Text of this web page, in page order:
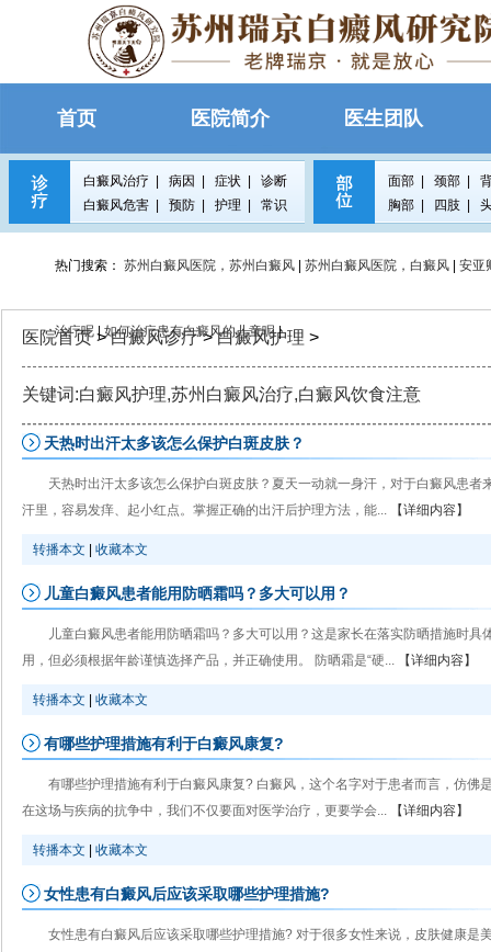
首页 医院简介 医生团队
白癜风治疗 病因 症状
诊断
白癜风危害
预防 护理 常识
面部 颈部
胸部
四肢
热门搜索： 苏州白癜风医院，苏州白癜风 苏州白癜风医院，白癜风 安亚
治疗呢|如何治疗患有白癜风的儿童呢|
医院首页>白癜风诊疗>白癜风护理 >
关键词:白癜风护理,苏州白癜风治疗,白癜风饮食注意
天热时出汗太多该怎么保护白斑皮肤？
天热时出汗太多该怎么保护白斑皮肤？夏天一动就一身汗，对于白癜风患
汗里，容易发痒、起小红点。掌握正确的出汗后护理方法，能...
【详细内容】
转播本文 收藏本文
儿童白癜风患者能用防晒霜吗？多大可以用？
儿童白癜风患者能用防晒霜吗？多大可以用？这是家长在落实防晒措施时
用，但必须根据年龄谨慎选择产品，并正确使用。 防晒霜是“硬...
【详细内容】
转播本文 收藏本文
有哪些护理措施有利于白癜风康复?
有哪些护理措施有利于白癜风康复? 白癜风，这个名字对于患者而言，仿佛
在这场与疾病的抗争中，我们不仅要面对医学治疗，更要学会...
【详细内容】
转播本文 收藏本文
女性患有白癜风后应该采取哪些护理措施?
女性患有白癜风后应该采取哪些护理措施? 对于很多女性来说，皮肤健康是